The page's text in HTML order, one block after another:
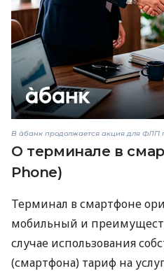
В àбанк продолжается акция для ФЛП
О терминале в
Phone)
Терминал в смартфоне
мобильный и
случае использования
(смартфона) тариф на